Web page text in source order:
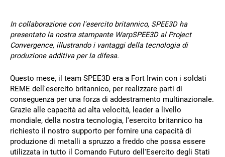
Seguiteci
X Facebook LinkedIn YouTube
In collaborazione con l'esercito britannico, SPEE3D ha
presentato la nostra stampante WarpSPEE3D al Project
Convergence, illustrando i vantaggi della tecnologia di
produzione additiva per la difesa.
Questo mese, il team SPEE3D era a Fort Irwin con i soldati
REME dell'esercito britannico, per realizzare parti di
conseguenza per una forza di addestramento multinazionale.
Grazie alle capacità ad alta velocità, leader a livello
mondiale, della nostra tecnologia, l'esercito britannico ha
richiesto il nostro supporto per fornire una capacità di
produzione di metalli a spruzzo a freddo che possa essere
utilizzata in tutto il Comando Futuro dell'Esercito degli Stati